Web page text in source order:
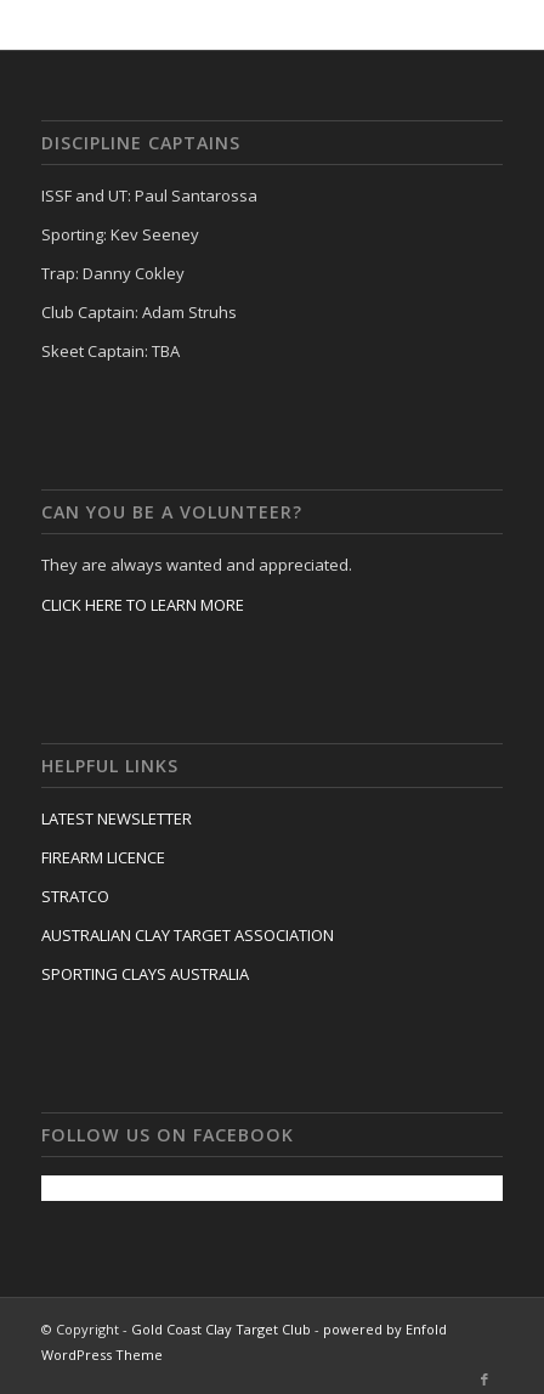
DISCIPLINE CAPTAINS
ISSF and UT: Paul Santarossa
Sporting: Kev Seeney
Trap: Danny Cokley
Club Captain: Adam Struhs
Skeet Captain: TBA
CAN YOU BE A VOLUNTEER?
They are always wanted and appreciated.
CLICK HERE TO LEARN MORE
HELPFUL LINKS
LATEST NEWSLETTER
FIREARM LICENCE
STRATCO
AUSTRALIAN CLAY TARGET ASSOCIATION
SPORTING CLAYS AUSTRALIA
FOLLOW US ON FACEBOOK
© Copyright - Gold Coast Clay Target Club - powered by Enfold
WordPress Theme